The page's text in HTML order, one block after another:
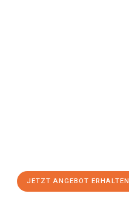
JETZT ANGEBOT ERHALTEN